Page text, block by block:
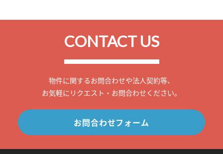
CONTACT US
物件に関するお問合わせや法人契約等、
お気軽にリクエスト・お問合わせください。
お問合わせフォーム